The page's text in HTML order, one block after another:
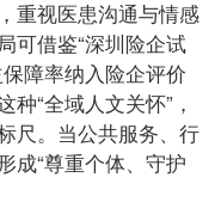
重视医患沟通与情感
可借鉴“深圳险企试
障率纳入险企评价
“全域人文关怀”，
尺。当公共服务、行
成“尊重个体、守护